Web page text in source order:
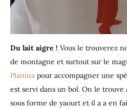
Du lait aigre ! Vous le trouverez
de montagne et surtout sur le
Planina pour accompagner une
est servi dans un bol. On le trouve
sous forme de yaourt et il a a en